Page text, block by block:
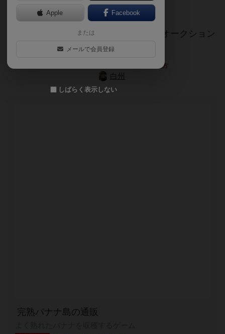
クニツィア、話題の新作
バナナをテーマにした、ところてん式オークション
上記文章の執筆にご協力くださった方
白州
完熟バナナ島の通販
Apple Facebook
または
メールで会員登録
しばらく表示しない